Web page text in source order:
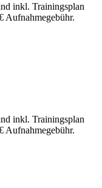
inkl. Trainingsplan
Aufnahmegebühr.
inkl. Trainingsplan
Aufnahmegebühr.